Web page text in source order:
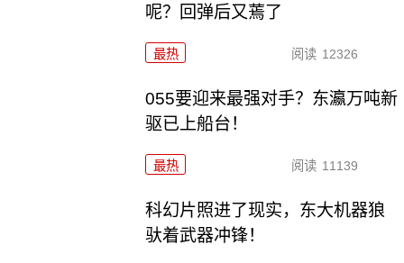
呢？回弹后又蔫了
最热 阅读 12326
055要迎来最强对手？东瀛万吨新
驱已上船台！
最热 阅读 11139
科幻片照进了现实，东大机器狼
驮着武器冲锋！